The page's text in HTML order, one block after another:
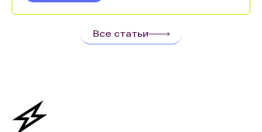
Все статьи